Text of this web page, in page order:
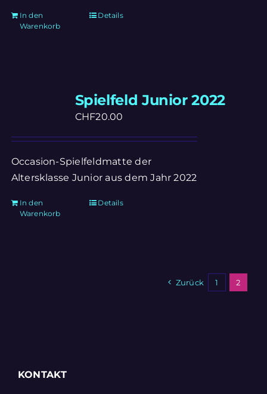
In den
Warenkorb
Details
Spielfeld Junior 2022
CHF20.00
Occasion-Spielfeldmatte der
Altersklasse Junior aus dem Jahr 2022
In den
Warenkorb
Details
Zurück 1 2
KONTAKT